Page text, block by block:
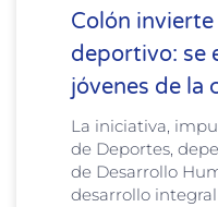
Colón
deportivo: se
jóvenes de la
La iniciativa,
de Deportes,
de Desarrollo
desarrollo